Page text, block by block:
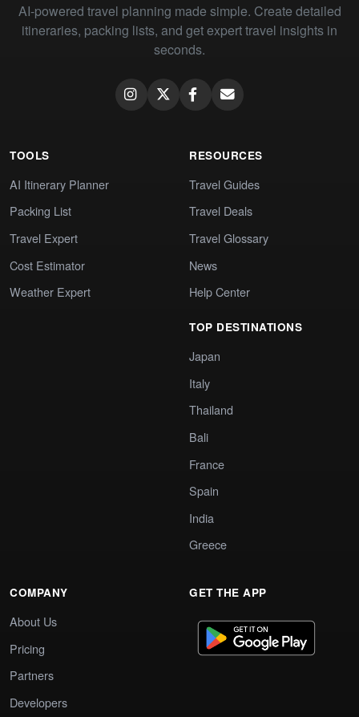
AI-powered travel planning made simple. Create detailed
itineraries, packing lists, and get expert travel insights in
seconds.
TOOLS
AI Itinerary Planner
Packing List
Travel Expert
Cost Estimator
Weather Expert
RESOURCES
Travel Guides
Travel Deals
Travel Glossary
News
Help Center
TOP DESTINATIONS
Japan
Italy
Thailand
Bali
France
Spain
India
Greece
COMPANY
About Us
Pricing
Partners
Developers
GET THE APP